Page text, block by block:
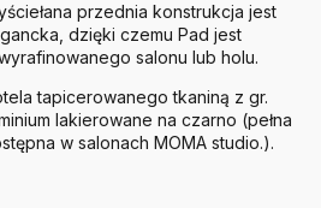
przednia konstrukcja jest
dzięki czemu Pad jest
salonu lub holu.
tapicerowanego tkaniną z gr.
lakierowane na czarno (pełna
w salonach MOMA studio.).